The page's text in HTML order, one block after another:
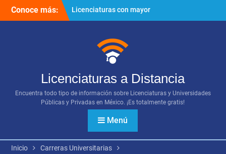
Conoce más:
Licenciaturas con mayor
proyección
¿Cómo utilizar los diversos
recursos digitales?
Licenciaturas a Distancia
Encuentra todo tipo de información sobre Licenciaturas y Universidades
Públicas y Privadas en México. ¡Es totalmente gratis!
Menú
Inicio
Carreras Universitarias